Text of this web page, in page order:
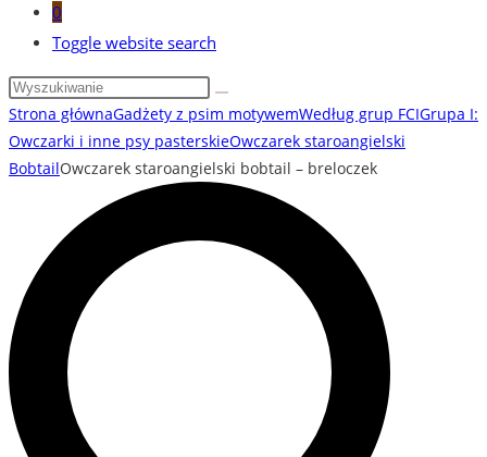
0
Toggle website search
Strona głównaGadżety z psim motywemWedług grup FCIGrupa I:
Owczarki i inne psy pasterskieOwczarek staroangielski
BobtailOwczarek staroangielski bobtail – breloczek